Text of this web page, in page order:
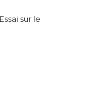
sur le